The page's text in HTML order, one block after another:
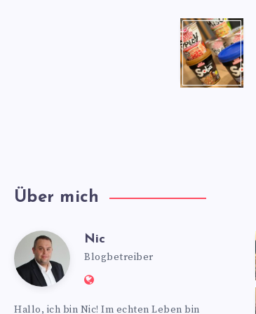
Über mich
Nic Nic
Blogbetreiber
Website:
Hallo, ich bin Nic! Im echten Leben bin